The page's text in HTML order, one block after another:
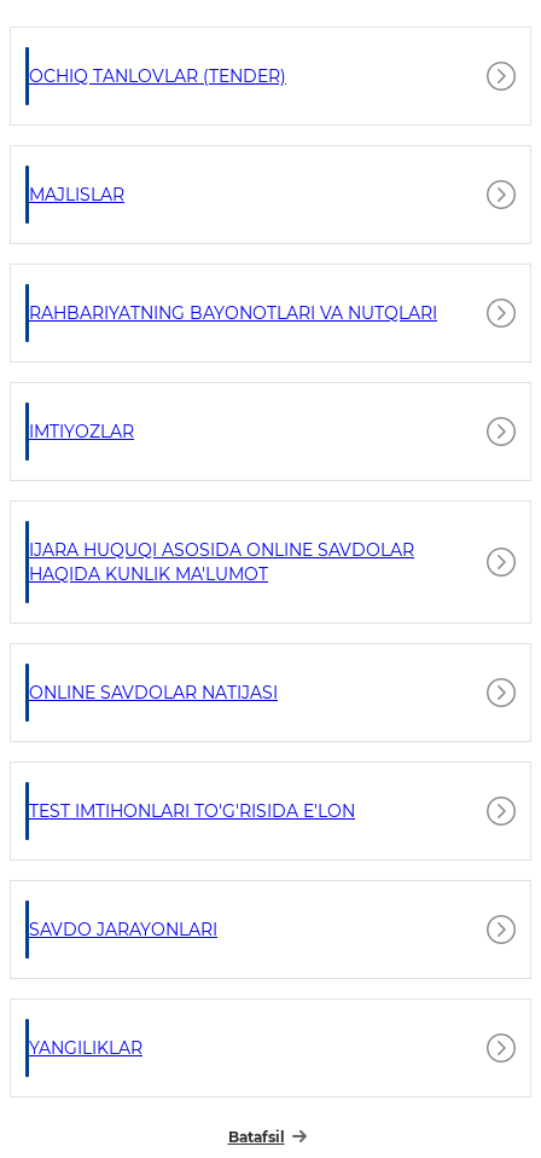
OCHIQ TANLOVLAR (TENDER)
MAJLISLAR
RAHBARIYATNING BAYONOTLARI VA NUTQLARI
IMTIYOZLAR
IJARA HUQUQI ASOSIDA ONLINE SAVDOLAR
HAQIDA KUNLIK MA'LUMOT
ONLINE SAVDOLAR NATIJASI
TEST IMTIHONLARI TO'G'RISIDA E'LON
SAVDO JARAYONLARI
YANGILIKLAR
Batafsil